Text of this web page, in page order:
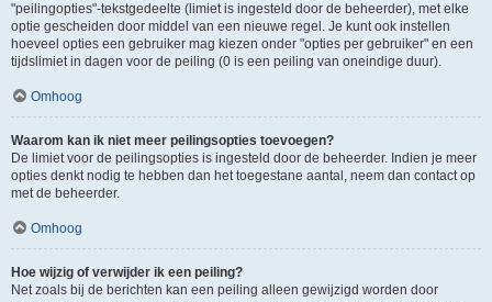
"peilingopties"-tekstgedeelte (limiet is ingesteld door de beheerder), met elke
optie gescheiden door middel van een nieuwe regel. Je kunt ook instellen
hoeveel opties een gebruiker mag kiezen onder "opties per gebruiker" en een
tijdslimiet in dagen voor de peiling (0 is een peiling van oneindige duur).
Omhoog
Waarom kan ik niet meer peilingsopties toevoegen?
De limiet voor de peilingsopties is ingesteld door de beheerder. Indien je meer
opties denkt nodig te hebben dan het toegestane aantal, neem dan contact op
met de beheerder.
Omhoog
Hoe wijzig of verwijder ik een peiling?
Net zoals bij de berichten kan een peiling alleen gewijzigd worden door